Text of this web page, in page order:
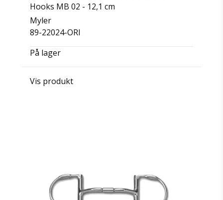
Hooks MB 02 - 12,1 cm
Myler
89-22024-ORI
På lager
Vis produkt